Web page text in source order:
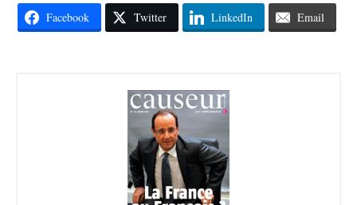
Facebook Twitter LinkedIn Email